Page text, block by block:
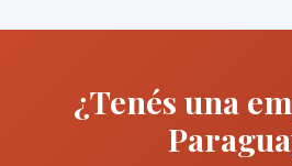
¿Tenés una